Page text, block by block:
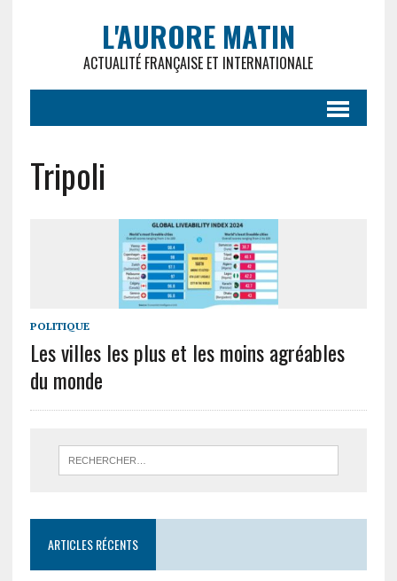
L'AURORE MATIN
ACTUALITÉ FRANÇAISE ET INTERNATIONALE
Tripoli
POLITIQUE
Les villes les plus et les moins agréables
du monde
ARTICLES RÉCENTS